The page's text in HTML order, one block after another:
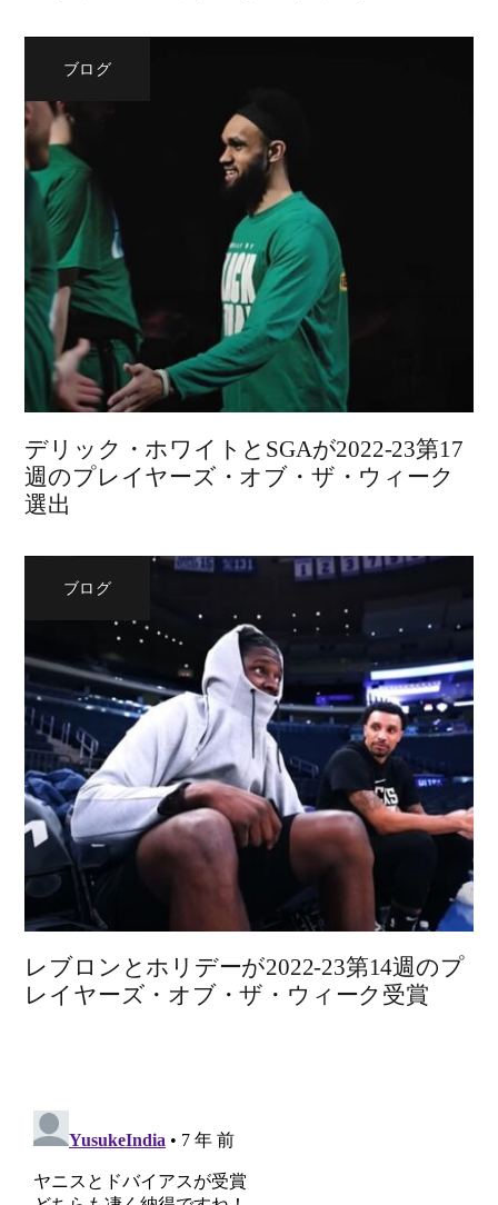
ブログ
デリック・ホワイトとSGAが2022-23第17
週のプレイヤーズ・オブ・ザ・ウィーク
選出
ブログ
レブロンとホリデーが2022-23第14週のプ
レイヤーズ・オブ・ザ・ウィーク受賞